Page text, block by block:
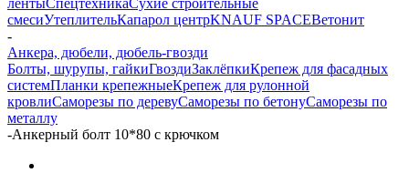
лентыСпецтехникаСухие строительные
смесиУтеплительКапарол центрKNAUF SPACEВетонит
-
Анкера, дюбели, дюбель-гвозди
Болты, шурупы, гайкиГвоздиЗаклёпкиКрепеж для фасадных
системПланки крепежныеКрепеж для рулонной
кровлиСаморезы по деревуСаморезы по бетонуСаморезы по
металлу
-Анкерный болт 10*80 с крючком